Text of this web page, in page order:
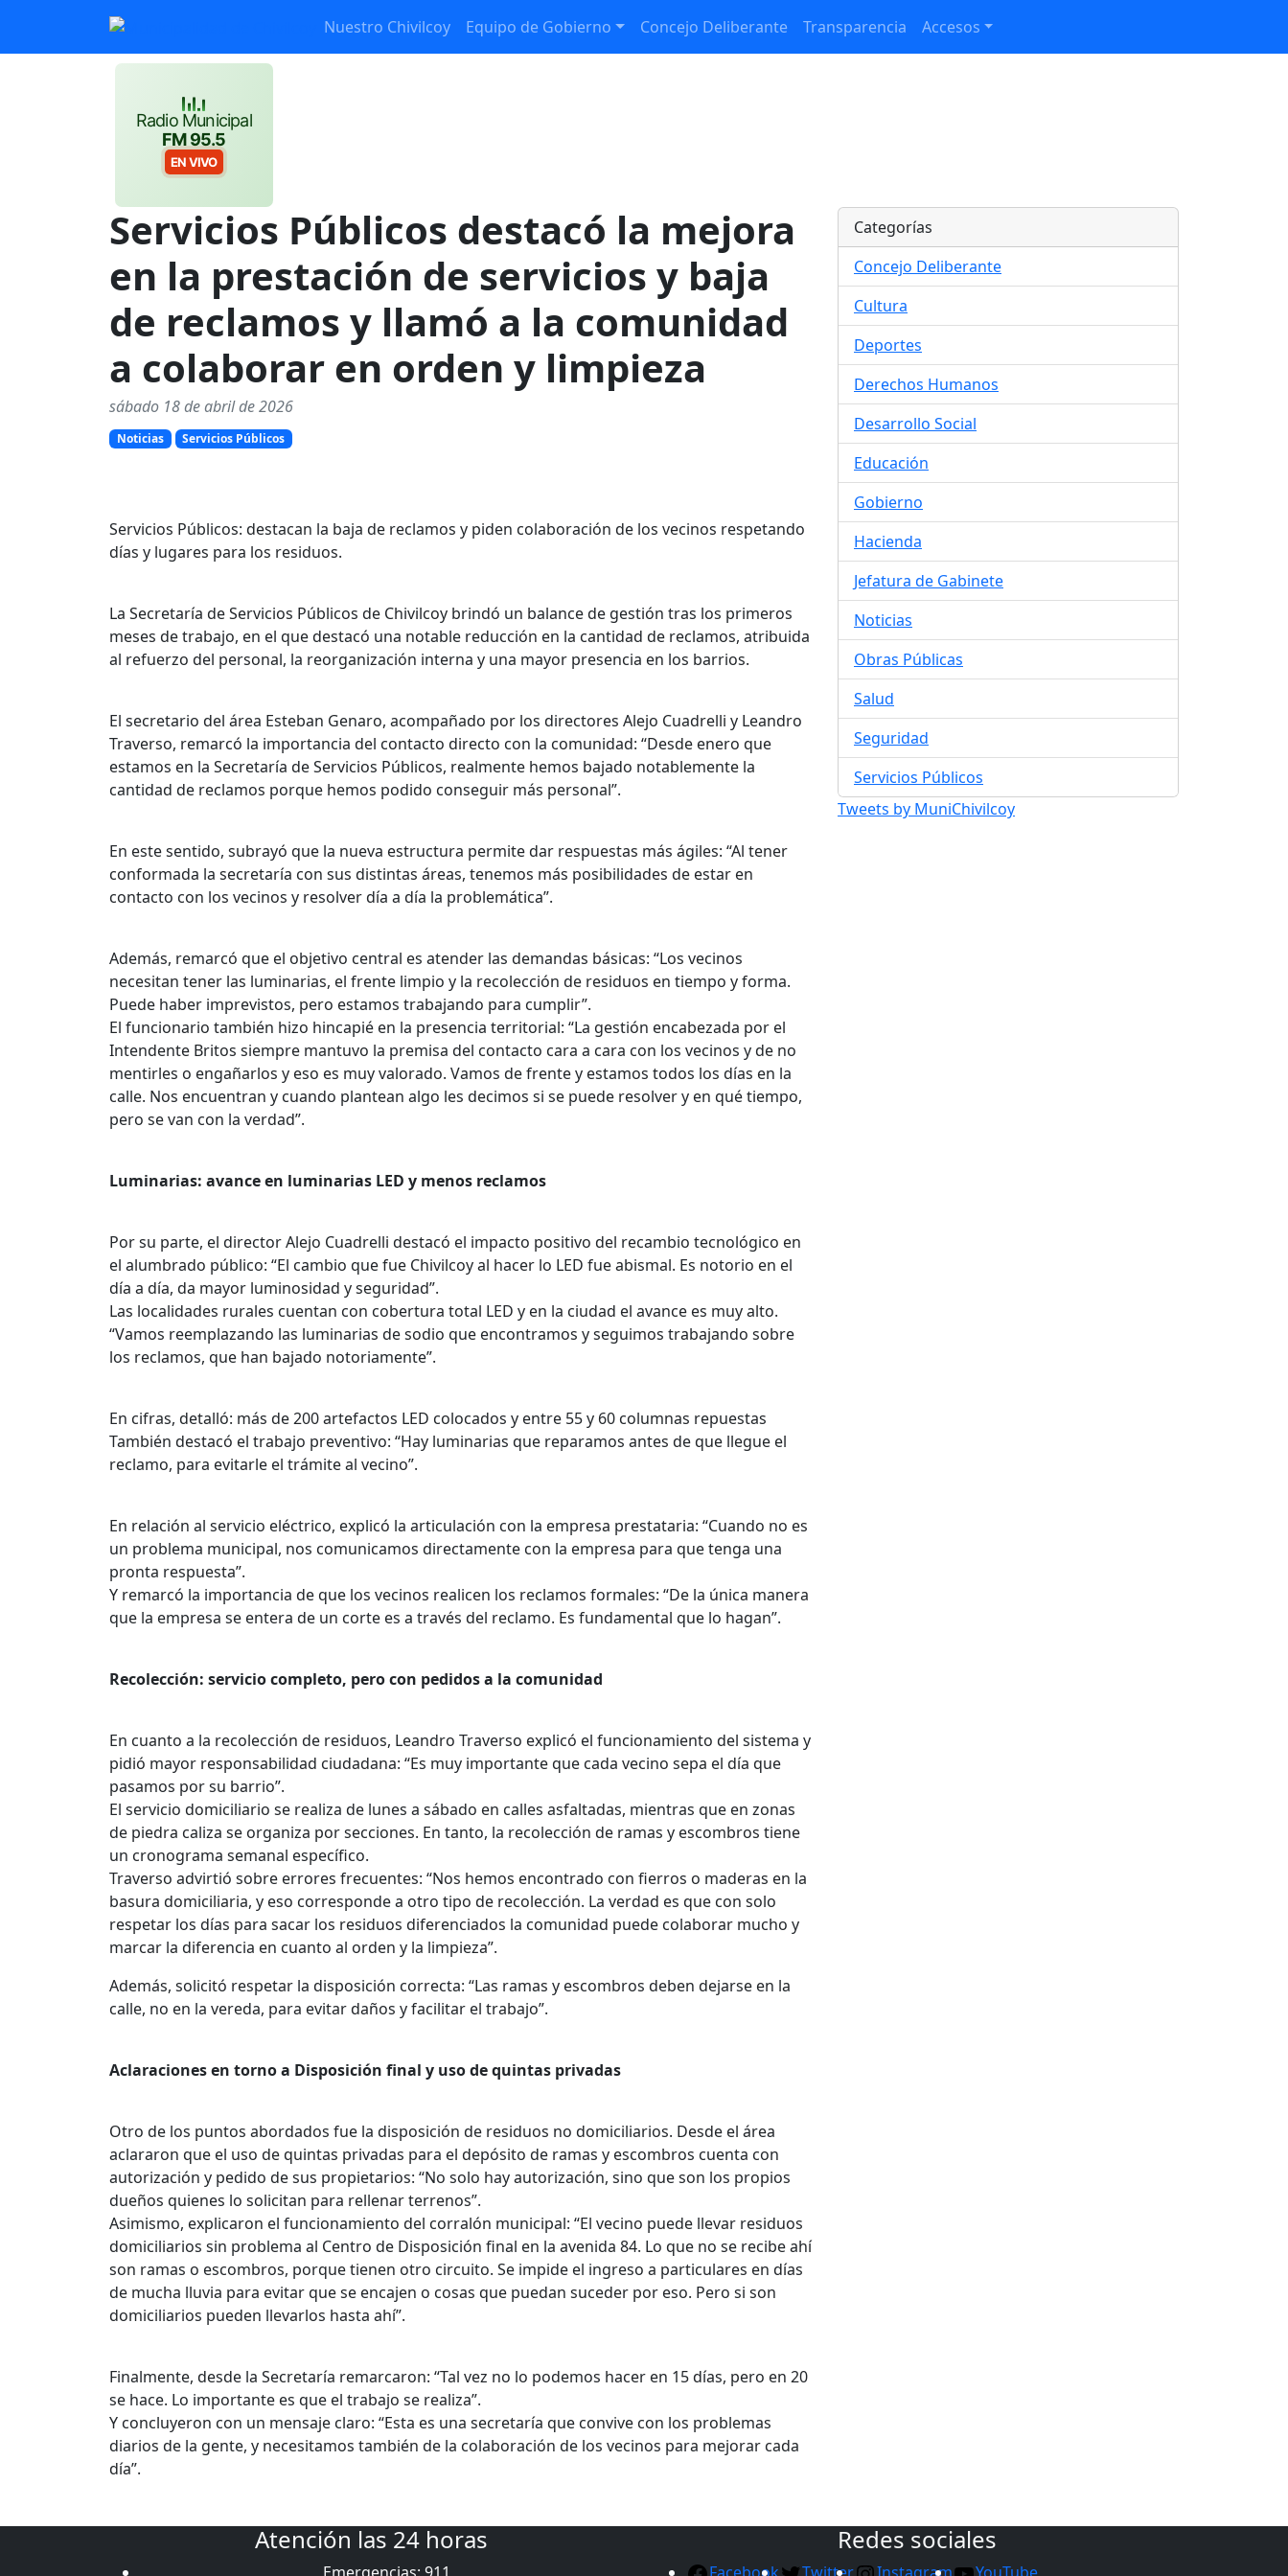
Nuestro Chivilcoy Equipo de Gobierno Concejo Deliberante Transparencia Accesos
Radio Municipal
FM 95.5
EN VIVO
Servicios Públicos destacó la mejora
en la prestación de servicios y baja
de reclamos y llamó a la comunidad
a colaborar en orden y limpieza
sábado 18 de abril de 2026
Noticias Servicios Públicos
Servicios Públicos: destacan la baja de reclamos y piden colaboración de los vecinos respetando
días y lugares para los residuos.
La Secretaría de Servicios Públicos de Chivilcoy brindó un balance de gestión tras los primeros
meses de trabajo, en el que destacó una notable reducción en la cantidad de reclamos, atribuida
al refuerzo del personal, la reorganización interna y una mayor presencia en los barrios.
El secretario del área Esteban Genaro, acompañado por los directores Alejo Cuadrelli y Leandro
Traverso, remarcó la importancia del contacto directo con la comunidad: “Desde enero que
estamos en la Secretaría de Servicios Públicos, realmente hemos bajado notablemente la
cantidad de reclamos porque hemos podido conseguir más personal”.
En este sentido, subrayó que la nueva estructura permite dar respuestas más ágiles: “Al tener
conformada la secretaría con sus distintas áreas, tenemos más posibilidades de estar en
contacto con los vecinos y resolver día a día la problemática”.
Además, remarcó que el objetivo central es atender las demandas básicas: “Los vecinos
necesitan tener las luminarias, el frente limpio y la recolección de residuos en tiempo y forma.
Puede haber imprevistos, pero estamos trabajando para cumplir”.
El funcionario también hizo hincapié en la presencia territorial: “La gestión encabezada por el
Intendente Britos siempre mantuvo la premisa del contacto cara a cara con los vecinos y de no
mentirles o engañarlos y eso es muy valorado. Vamos de frente y estamos todos los días en la
calle. Nos encuentran y cuando plantean algo les decimos si se puede resolver y en qué tiempo,
pero se van con la verdad”.
Luminarias: avance en luminarias LED y menos reclamos
Por su parte, el director Alejo Cuadrelli destacó el impacto positivo del recambio tecnológico en
el alumbrado público: “El cambio que fue Chivilcoy al hacer lo LED fue abismal. Es notorio en el
día a día, da mayor luminosidad y seguridad”.
Las localidades rurales cuentan con cobertura total LED y en la ciudad el avance es muy alto.
“Vamos reemplazando las luminarias de sodio que encontramos y seguimos trabajando sobre
los reclamos, que han bajado notoriamente”.
En cifras, detalló: más de 200 artefactos LED colocados y entre 55 y 60 columnas repuestas
También destacó el trabajo preventivo: “Hay luminarias que reparamos antes de que llegue el
reclamo, para evitarle el trámite al vecino”.
En relación al servicio eléctrico, explicó la articulación con la empresa prestataria: “Cuando no es
un problema municipal, nos comunicamos directamente con la empresa para que tenga una
pronta respuesta”.
Y remarcó la importancia de que los vecinos realicen los reclamos formales: “De la única manera
que la empresa se entera de un corte es a través del reclamo. Es fundamental que lo hagan”.
Recolección: servicio completo, pero con pedidos a la comunidad
En cuanto a la recolección de residuos, Leandro Traverso explicó el funcionamiento del sistema y
pidió mayor responsabilidad ciudadana: “Es muy importante que cada vecino sepa el día que
pasamos por su barrio”.
El servicio domiciliario se realiza de lunes a sábado en calles asfaltadas, mientras que en zonas
de piedra caliza se organiza por secciones. En tanto, la recolección de ramas y escombros tiene
un cronograma semanal específico.
Traverso advirtió sobre errores frecuentes: “Nos hemos encontrado con fierros o maderas en la
basura domiciliaria, y eso corresponde a otro tipo de recolección. La verdad es que con solo
respetar los días para sacar los residuos diferenciados la comunidad puede colaborar mucho y
marcar la diferencia en cuanto al orden y la limpieza”.
Además, solicitó respetar la disposición correcta: “Las ramas y escombros deben dejarse en la
calle, no en la vereda, para evitar daños y facilitar el trabajo”.
Aclaraciones en torno a Disposición final y uso de quintas privadas
Otro de los puntos abordados fue la disposición de residuos no domiciliarios. Desde el área
aclararon que el uso de quintas privadas para el depósito de ramas y escombros cuenta con
autorización y pedido de sus propietarios: “No solo hay autorización, sino que son los propios
dueños quienes lo solicitan para rellenar terrenos”.
Asimismo, explicaron el funcionamiento del corralón municipal: “El vecino puede llevar residuos
domiciliarios sin problema al Centro de Disposición final en la avenida 84. Lo que no se recibe ahí
son ramas o escombros, porque tienen otro circuito. Se impide el ingreso a particulares en días
de mucha lluvia para evitar que se encajen o cosas que puedan suceder por eso. Pero si son
domiciliarios pueden llevarlos hasta ahí”.
Finalmente, desde la Secretaría remarcaron: “Tal vez no lo podemos hacer en 15 días, pero en 20
se hace. Lo importante es que el trabajo se realiza”.
Y concluyeron con un mensaje claro: “Esta es una secretaría que convive con los problemas
diarios de la gente, y necesitamos también de la colaboración de los vecinos para mejorar cada
día”.
Categorías
Concejo Deliberante
Cultura
Deportes
Derechos Humanos
Desarrollo Social
Educación
Gobierno
Hacienda
Jefatura de Gabinete
Noticias
Obras Públicas
Salud
Seguridad
Servicios Públicos
Tweets by MuniChivilcoy
Atención las 24 horas Redes sociales